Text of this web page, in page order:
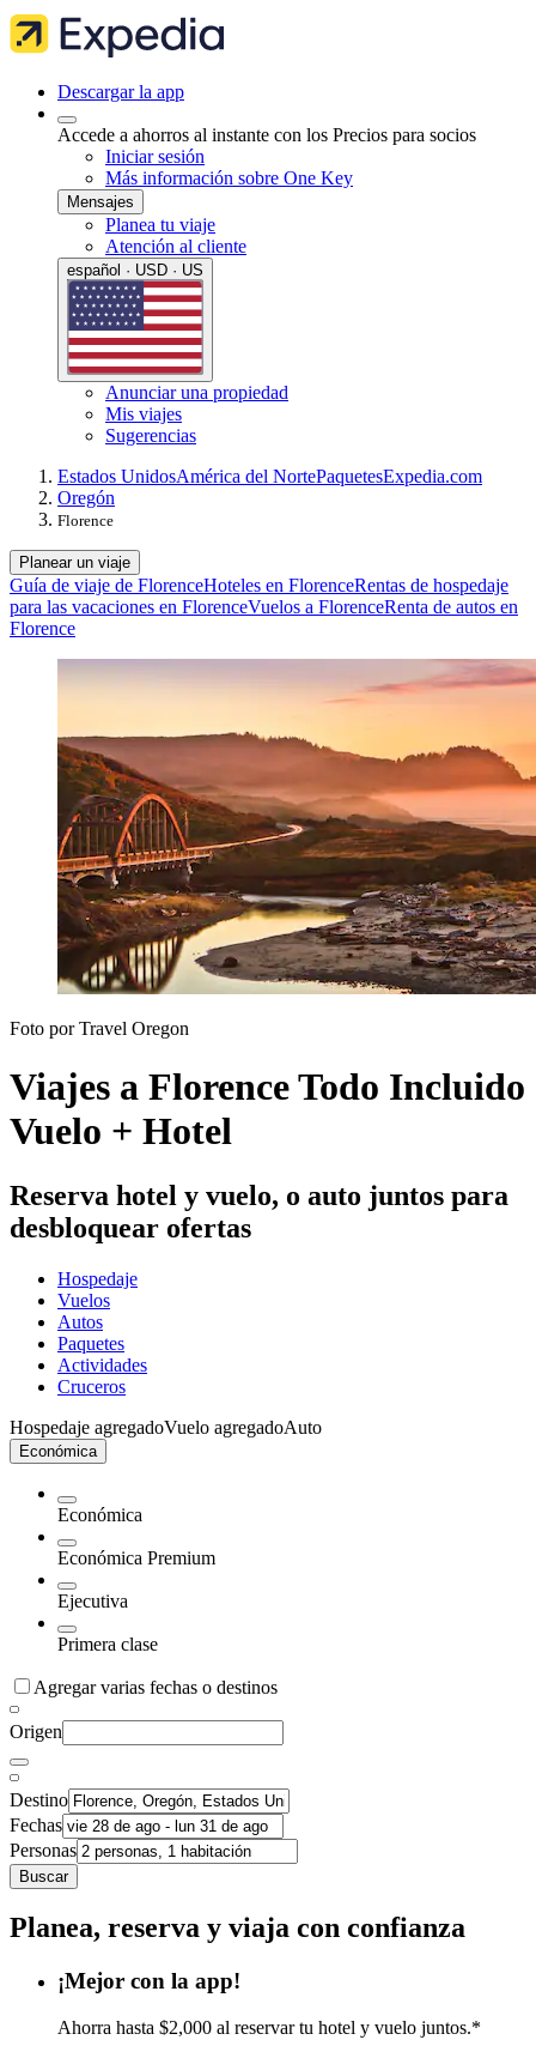
Descargar la app
Accede a ahorros al instante con los Precios para socios
Iniciar sesión
Más información sobre One Key
Mensajes
Planea tu viaje
Atención al cliente
español · USD · US
Anunciar una propiedad
Mis viajes
Sugerencias
Estados UnidosAmérica del NortePaquetesExpedia.com
Oregón
Florence
Planear un viaje
Guía de viaje de FlorenceHoteles en FlorenceRentas de hospedaje
para las vacaciones en FlorenceVuelos a FlorenceRenta de autos en
Florence
Foto por Travel Oregon
Viajes a Florence Todo Incluido
Vuelo + Hotel
Reserva hotel y vuelo, o auto juntos para
desbloquear ofertas
Hospedaje
Vuelos
Autos
Paquetes
Actividades
Cruceros
Hospedaje agregadoVuelo agregadoAuto
Económica
Económica
Económica Premium
Ejecutiva
Primera clase
Agregar varias fechas o destinos
Origen
Destino
Fechas
Personas
Buscar
Planea, reserva y viaja con confianza
¡Mejor con la app!
Ahorra hasta $2,000 al reservar tu hotel y vuelo juntos.*